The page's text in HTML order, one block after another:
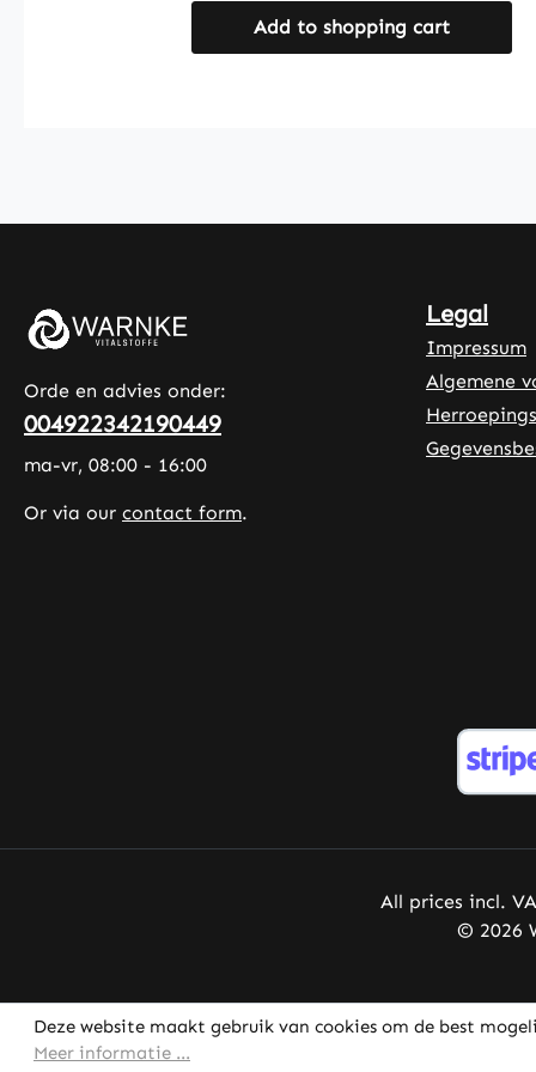
hydroxypropylmethylcellulose. Met
250 capsules per verpakking biedt
voedingssupplementen uit Duitse
productie • Geproduceerd volgens
HACCP kwaliteits- en
hygiënenormen • Zonder
toevoegingen en kleurstoffen
Ontdek de voordelen: Vitamine C
normale werking van het
van het zenuwstelsel . Vitamine C
psychologische functie. Vitamine
bescherming van cellen tegen
oxidatieve stress. Vitamine C
Add to shopping cart
Orde en advies onder:
004922342190449
ma-vr, 08:00 - 16:00
Or via our contact form.
Legal
Impressum
Algemene
All prices incl.
© 2026
Deze website maakt gebruik van cookies om de best
Meer informatie ...